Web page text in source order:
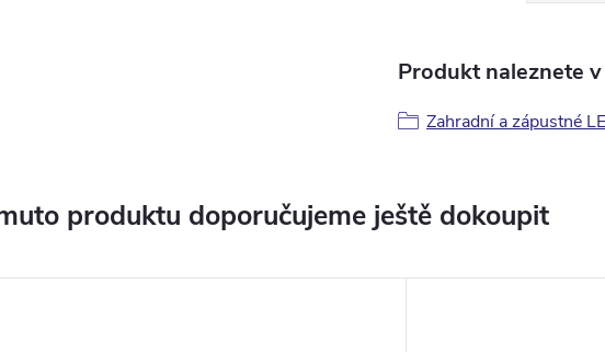
Produkt naleznete
Zahradní a zápustné
produktu doporučujeme ještě dokoupit